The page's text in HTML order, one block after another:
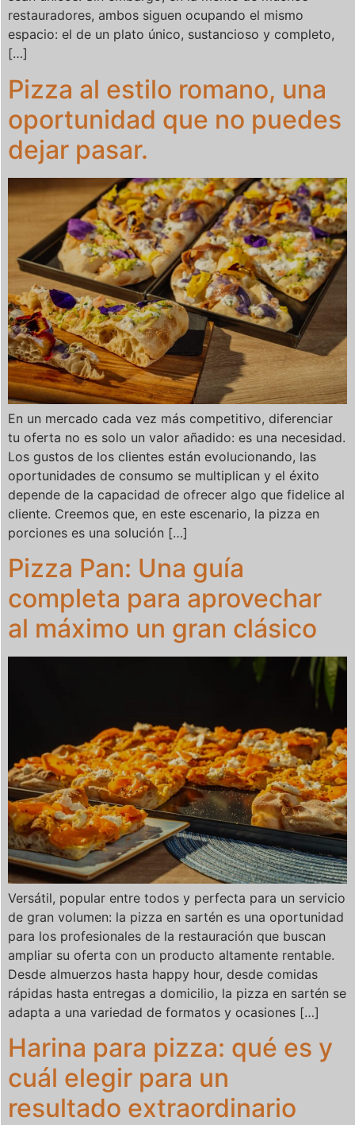
restauradores, ambos siguen ocupando el mismo
espacio: el de un plato único, sustancioso y completo,
[…]
Pizza al estilo romano, una
oportunidad que no puedes
dejar pasar.
En un mercado cada vez más competitivo, diferenciar
tu oferta no es solo un valor añadido: es una necesidad.
Los gustos de los clientes están evolucionando, las
oportunidades de consumo se multiplican y el éxito
depende de la capacidad de ofrecer algo que fidelice al
cliente. Creemos que, en este escenario, la pizza en
porciones es una solución […]
Pizza Pan: Una guía
completa para aprovechar
al máximo un gran clásico
Versátil, popular entre todos y perfecta para un servicio
de gran volumen: la pizza en sartén es una oportunidad
para los profesionales de la restauración que buscan
ampliar su oferta con un producto altamente rentable.
Desde almuerzos hasta happy hour, desde comidas
rápidas hasta entregas a domicilio, la pizza en sartén se
adapta a una variedad de formatos y ocasiones […]
Harina para pizza: qué es y
cuál elegir para un
resultado extraordinario